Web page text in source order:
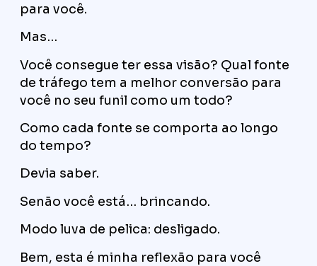
para você.
Mas…
Você consegue ter essa visão? Qual fonte
de tráfego tem a melhor conversão para
você no seu funil como um todo?
Como cada fonte se comporta ao longo
do tempo?
Devia saber.
Senão você está… brincando.
Modo luva de pelica: desligado.
Bem, esta é minha reflexão para você